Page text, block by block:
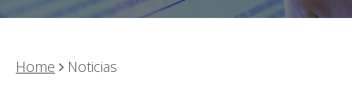
Home Noticias